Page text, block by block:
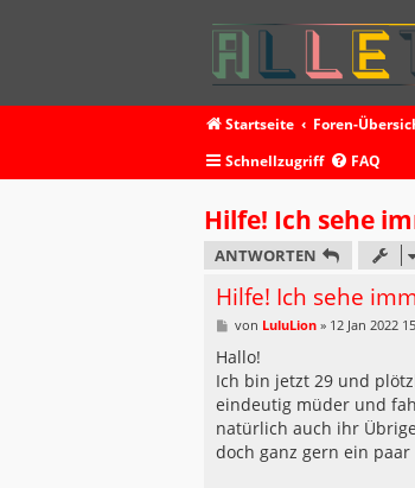
Startseite Foren-
Schnellzugriff
FAQ
Hilfe! Ich sehe
ANTWORTEN
Hilfe! Ich sehe
B
i
r
a
g
von LuluLion» 12 Jan 2022
Hallo!
Ich bin jetzt 29 und
eindeutig müder und
natürlich auch ihr
doch ganz gern ein